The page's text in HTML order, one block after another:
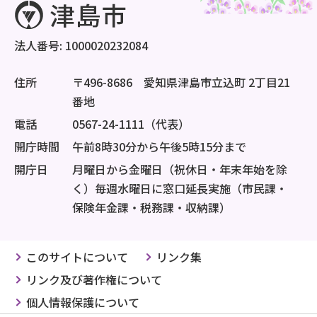
法人番号: 1000020232084
住所
〒496-8686 愛知県津島市立込町 2丁目21
番地
電話
0567-24-1111（代表）
開庁時間
午前8時30分から午後5時15分まで
開庁日
月曜日から金曜日（祝休日・年末年始を除
く）毎週水曜日に窓口延長実施（市民課・
保険年金課・税務課・収納課）
このサイトについて
リンク集
リンク及び著作権について
個人情報保護について